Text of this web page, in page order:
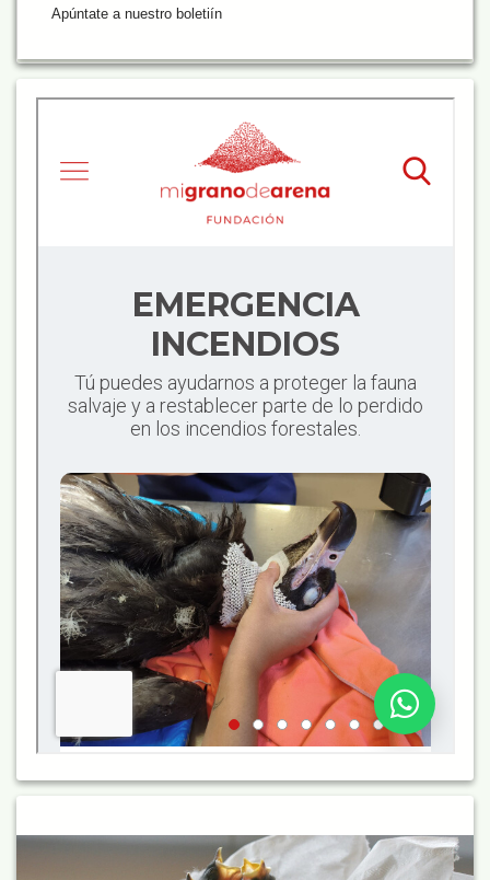
Apúntate a nuestro boletiín